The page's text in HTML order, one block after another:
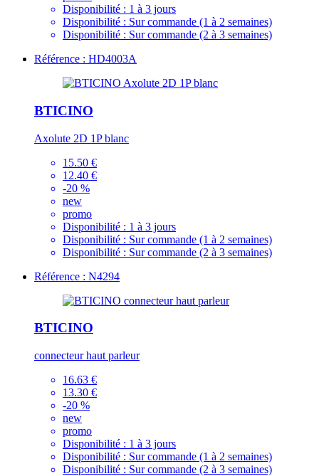
Disponibilité : 1 à 3 jours
Disponibilité : Sur commande (1 à 2 semaines)
Disponibilité : Sur commande (2 à 3 semaines)
Référence : HD4003A
BTICINO
Axolute 2D 1P blanc
15.50 €
12.40 €
-20 %
new
promo
Disponibilité : 1 à 3 jours
Disponibilité : Sur commande (1 à 2 semaines)
Disponibilité : Sur commande (2 à 3 semaines)
Référence : N4294
BTICINO
connecteur haut parleur
16.63 €
13.30 €
-20 %
new
promo
Disponibilité : 1 à 3 jours
Disponibilité : Sur commande (1 à 2 semaines)
Disponibilité : Sur commande (2 à 3 semaines)